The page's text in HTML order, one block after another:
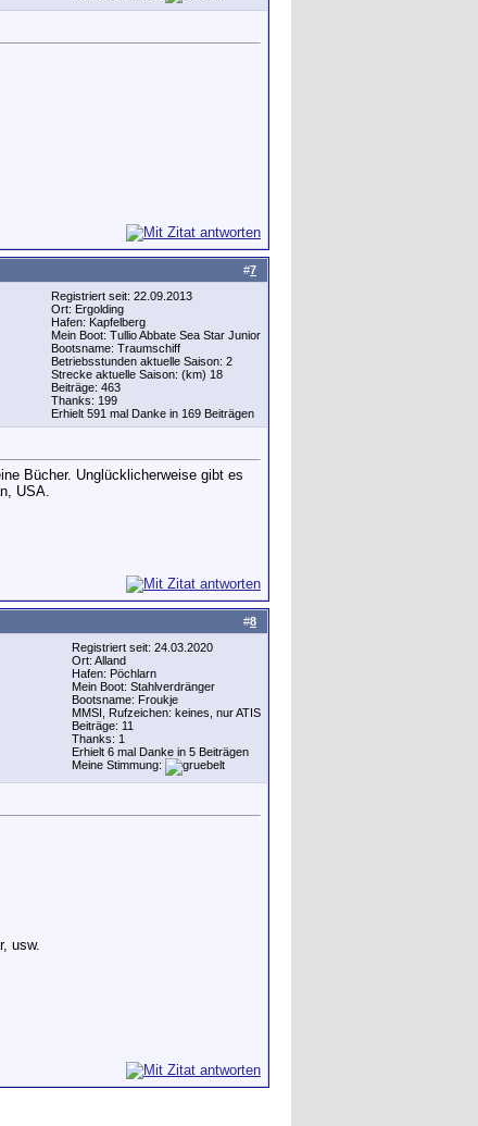
#7
Registriert seit: 22.09.2013
Ort: Ergolding
Hafen: Kapfelberg
Mein Boot: Tullio Abbate Sea Star Junior
Bootsname: Traumschiff
Betriebsstunden aktuelle Saison: 2
Strecke aktuelle Saison: (km) 18
Beiträge: 463
Thanks: 199
Erhielt 591 mal Danke in 169 Beiträgen
Bücher. Unglücklicherweise gibt es
USA.
#8
Registriert seit: 24.03.2020
Ort: Alland
Hafen: Pöchlarn
Mein Boot: Stahlverdränger
Bootsname: Froukje
MMSI, Rufzeichen: keines, nur ATIS
Beiträge: 11
Thanks: 1
Erhielt 6 mal Danke in 5 Beiträgen
Meine Stimmung:
usw.